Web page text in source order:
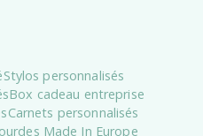
Stylos personnalisés
Box cadeau entreprise
Carnets personnalisés
Made In Europe